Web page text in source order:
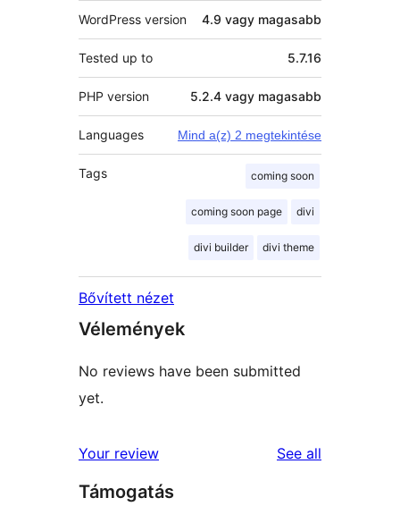
WordPress version 4.9 vagy magasabb
Tested up to 5.7.16
PHP version 5.2.4 vagy magasabb
Languages Mind a(z) 2 megtekintése
Tags coming soon
coming soon page divi
divi builder divi theme
Bővített nézet
Vélemények
No reviews have been submitted
yet.
Your review See all
Támogatás